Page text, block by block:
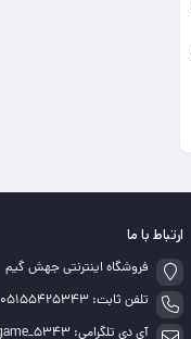
ارتباط با ما
فروشگاه اینترنتی جهش گیم
تلفن ثابت: 05155425343
آی دی تلگرامی: game_5343@